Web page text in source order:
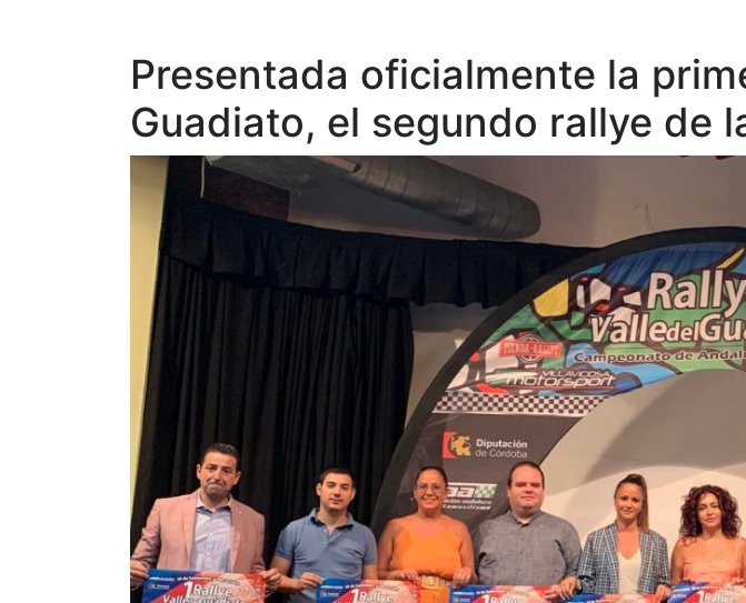
Presentada oficialmente la
Guadiato, el segundo rallye de